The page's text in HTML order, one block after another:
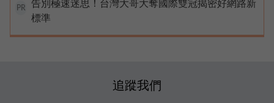
PR
告別極速迷思！台灣大哥大奪國際雙冠揭密好網路新
標準
追蹤我們